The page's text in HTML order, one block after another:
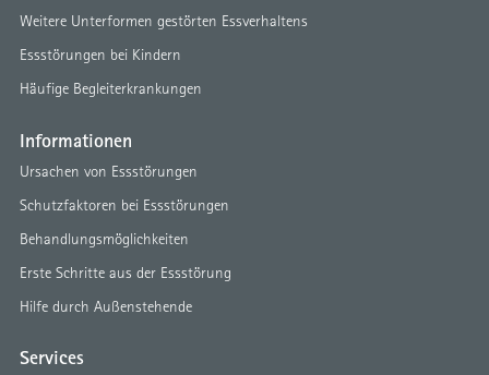
Weitere Unterformen gestörten Essverhaltens
Essstörungen bei Kindern
Häufige Begleiterkrankungen
Informationen
Ursachen von Essstörungen
Schutzfaktoren bei Essstörungen
Behandlungsmöglichkeiten
Erste Schritte aus der Essstörung
Hilfe durch Außenstehende
Services